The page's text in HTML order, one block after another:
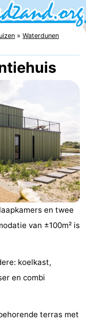
Waterdunen
en twee
van ±100m² is
koelkast,
en combi
terras met